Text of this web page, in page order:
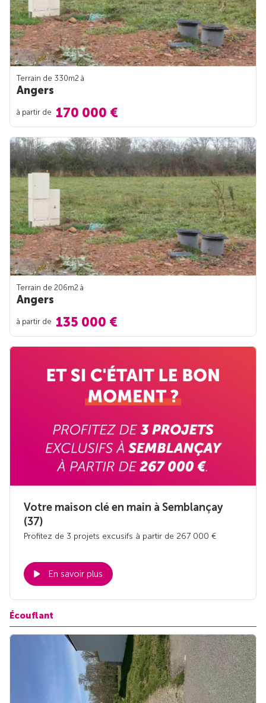
Terrain de 330m2 à
Angers
à partir de 170 000 €
Terrain de 206m2 à
Angers
à partir de 135 000 €
Votre maison clé en main à Semblançay
(37)
Profitez de 3 projets excusifs à partir de 267 000 €
En savoir plus
Écouflant